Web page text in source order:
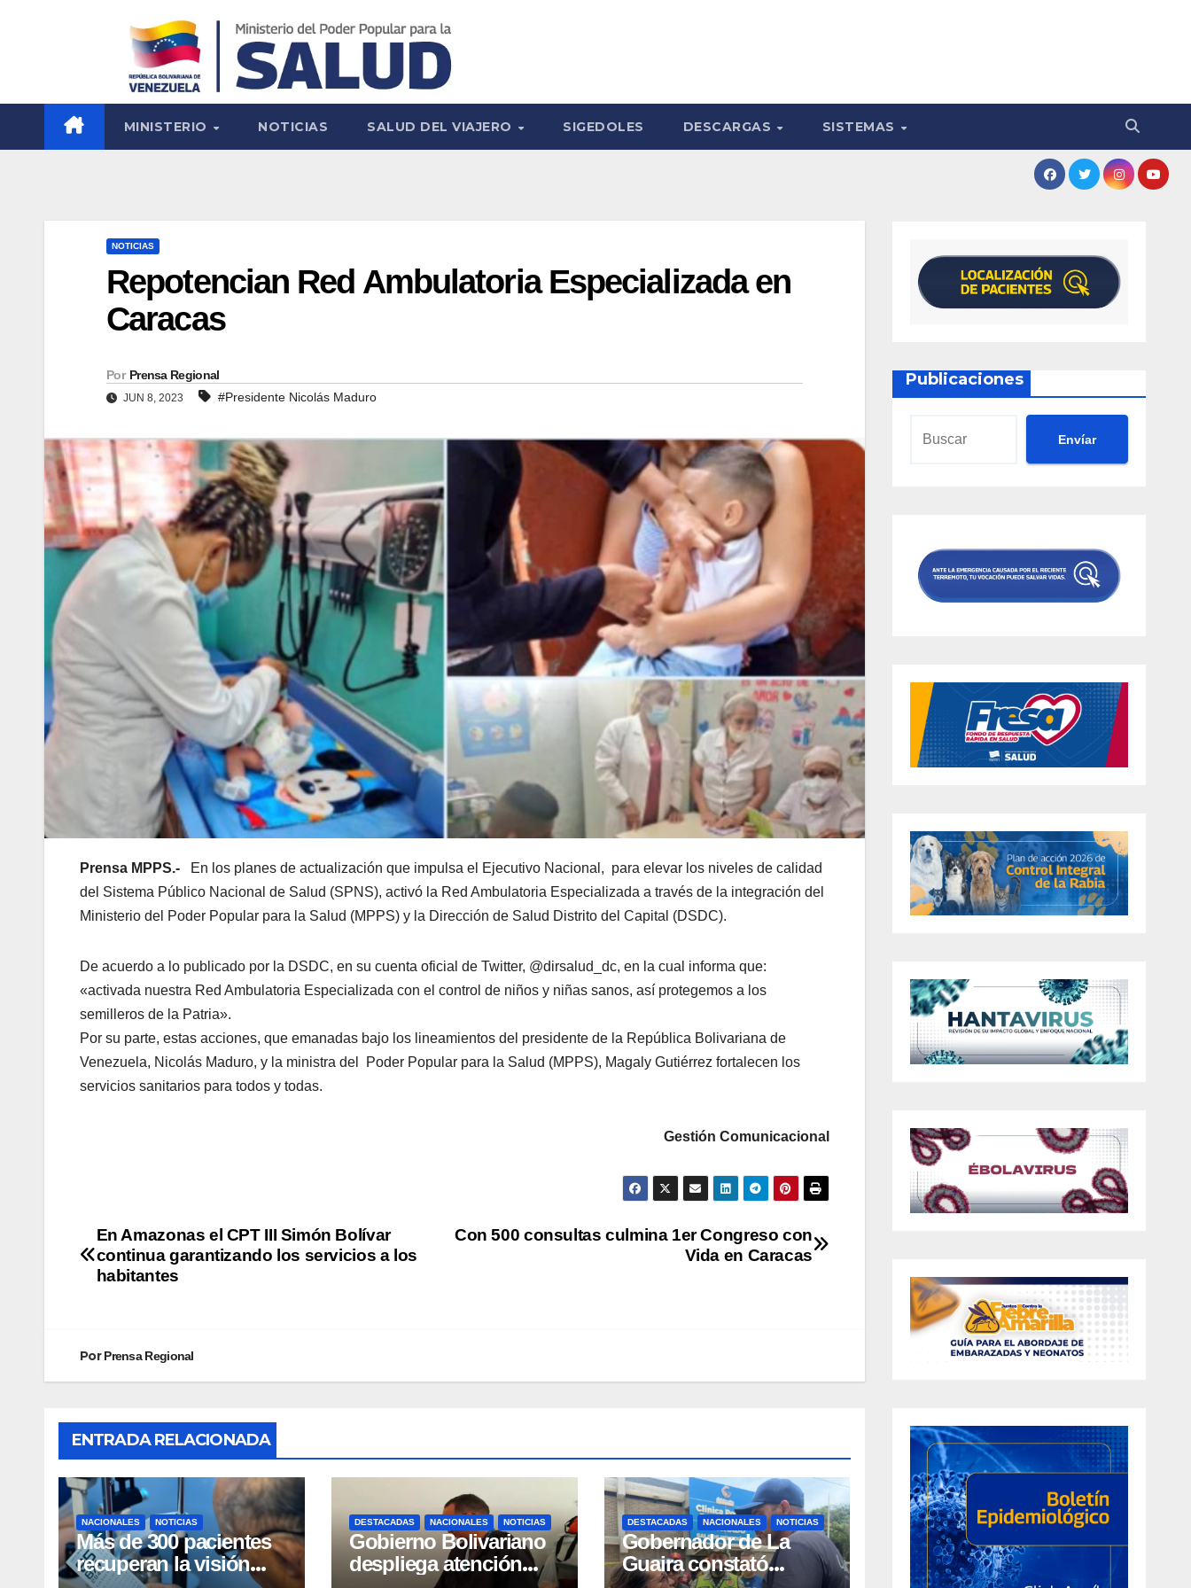
MINISTERIO NOTICIAS SALUD DEL VIAJERO SIGEDOLES DESCARGAS SISTEMAS
NOTICIAS
Repotencian Red Ambulatoria Especializada en
Caracas
Por Prensa Regional
JUN 8, 2023 #Presidente Nicolás Maduro
Prensa MPPS.- En los planes de actualización que impulsa el Ejecutivo Nacional, para elevar los niveles de calidad
del Sistema Público Nacional de Salud (SPNS), activó la Red Ambulatoria Especializada a través de la integración del
Ministerio del Poder Popular para la Salud (MPPS) y la Dirección de Salud Distrito del Capital (DSDC).
De acuerdo a lo publicado por la DSDC, en su cuenta oficial de Twitter, @dirsalud_dc, en la cual informa que:
«activada nuestra Red Ambulatoria Especializada con el control de niños y niñas sanos, así protegemos a los
semilleros de la Patria».
Por su parte, estas acciones, que emanadas bajo los lineamientos del presidente de la República Bolivariana de
Venezuela, Nicolás Maduro, y la ministra del Poder Popular para la Salud (MPPS), Magaly Gutiérrez fortalecen los
servicios sanitarios para todos y todas.
Gestión Comunicacional
Con 500 consultas culmina 1er Congreso con
Vida en Caracas
En Amazonas el CPT III Simón Bolívar
continua garantizando los servicios a los
habitantes
PorPrensa Regional
ENTRADA RELACIONADA
NACIONALES NOTICIAS
Más de 300 pacientes
recuperan la visión
DESTACADAS NACIONALES NOTICIAS
Gobierno Bolivariano
despliega atención
DESTACADAS NACIONALES NOTICIAS
Gobernador de La
Guaira constató
Publicaciones
Envíar